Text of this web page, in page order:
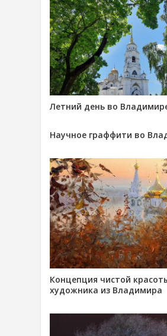
Летний день во
Научное граффити во
Концепция чистой
художника из Владимира